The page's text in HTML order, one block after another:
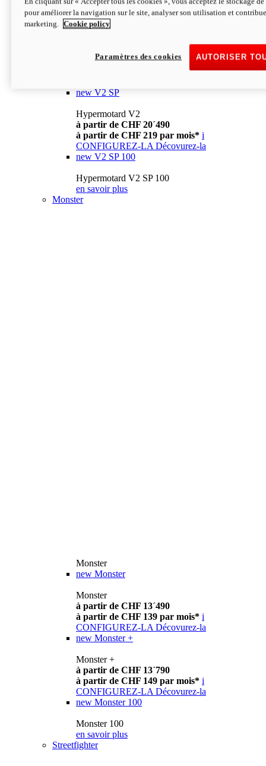
à partir de CHF 13´990 i
CONFIGUREZ-LA Décovurez-la
newV2
à partir de CHF 15´990
à partir de CHF 169 par mois* i
new V2 SP
Hypermotard V2
à partir de CHF 20´490
à partir de CHF 219 par mois* i
CONFIGUREZ-LA Décovurez-la
new V2 SP 100
Hypermotard V2 SP 100
en savoir plus
Monster
Monster
new Monster
Monster
à partir de CHF 13´490
à partir de CHF 139 par mois* i
CONFIGUREZ-LA Décovurez-la
new Monster +
Monster +
à partir de CHF 13´790
à partir de CHF 149 par mois* i
CONFIGUREZ-LA Décovurez-la
new Monster 100
Monster 100
en savoir plus
Streetfighter
pour améliorer la navigation sur le site, analyser son utilisation et
marketing.
Cookie policy
AUTORISER
Paramètres des cookies